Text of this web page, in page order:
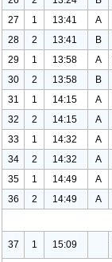
27
1 13:41 A
28
2 13:41 B
29
1 13:58 A
30
2 13:58 B
31
1 14:15 A
32
2 14:15 A
33
1 14:32 A
34
2 14:32 A
35
1 14:49 A
36
2 14:49 A
37 1 15:09